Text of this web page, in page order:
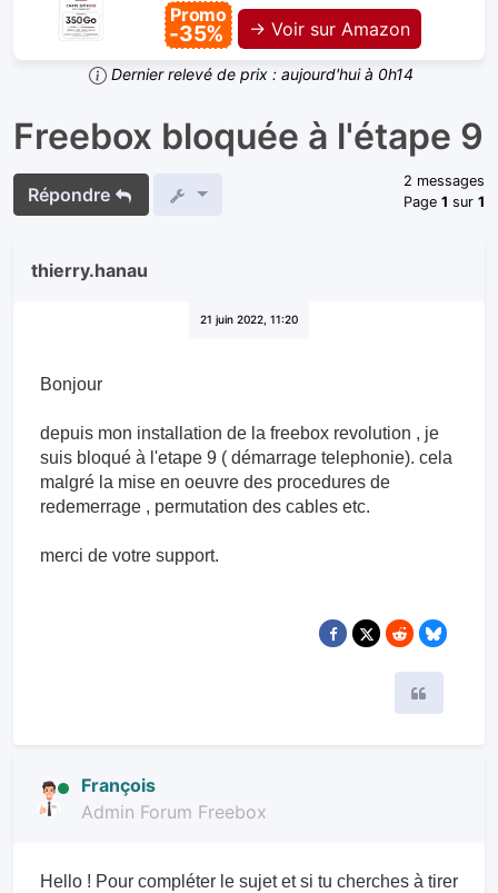
Promo
-35% → Voir sur Amazon
Dernier relevé de prix : aujourd'hui à 0h14
Freebox bloquée à l'étape 9
Répondre
2 messages
Page1 sur1
thierry.hanau
21 juin 2022, 11:20
Bonjour
depuis mon installation de la freebox revolution , je
suis bloqué à l'etape 9 ( démarrage telephonie). cela
malgré la mise en oeuvre des procedures de
redemerrage , permutation des cables etc.
merci de votre support.
François
Admin Forum Freebox
Hello ! Pour compléter le sujet et si tu cherches à tirer